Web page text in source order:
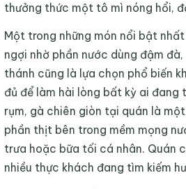
thưởng thức một tô mì nóng hổi,
Một trong những món nổi bật
ngợi nhờ phần nước dùng đậm đà,
thánh cũng là lựa chọn phổ biến
đủ để làm hài lòng bất kỳ ai
rụm, gà chiên giòn tại quán là
phần thịt bên trong mềm mọng
trưa hoặc bữa tối cá nhân. Quán
nhiều thực khách đang tìm kiếm